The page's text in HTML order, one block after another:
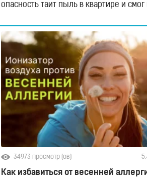
опасность таит пыль в квартире и смог
воздуха? Если вам интересно –
новом материале! Загрязненный
квартире: в чем опасность для
Вопреки распространенному мнению,
воздух в помещении, в котором
34973 просмотр (ов)
Как избавиться от весенней